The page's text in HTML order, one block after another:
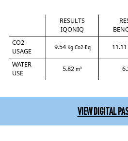
RESULTS
IQONIQ
CO2
USAGE
9.54 Kg Co2-Eq 11.11
WATER
USE
5.82 m³
VIEW DIGITAL